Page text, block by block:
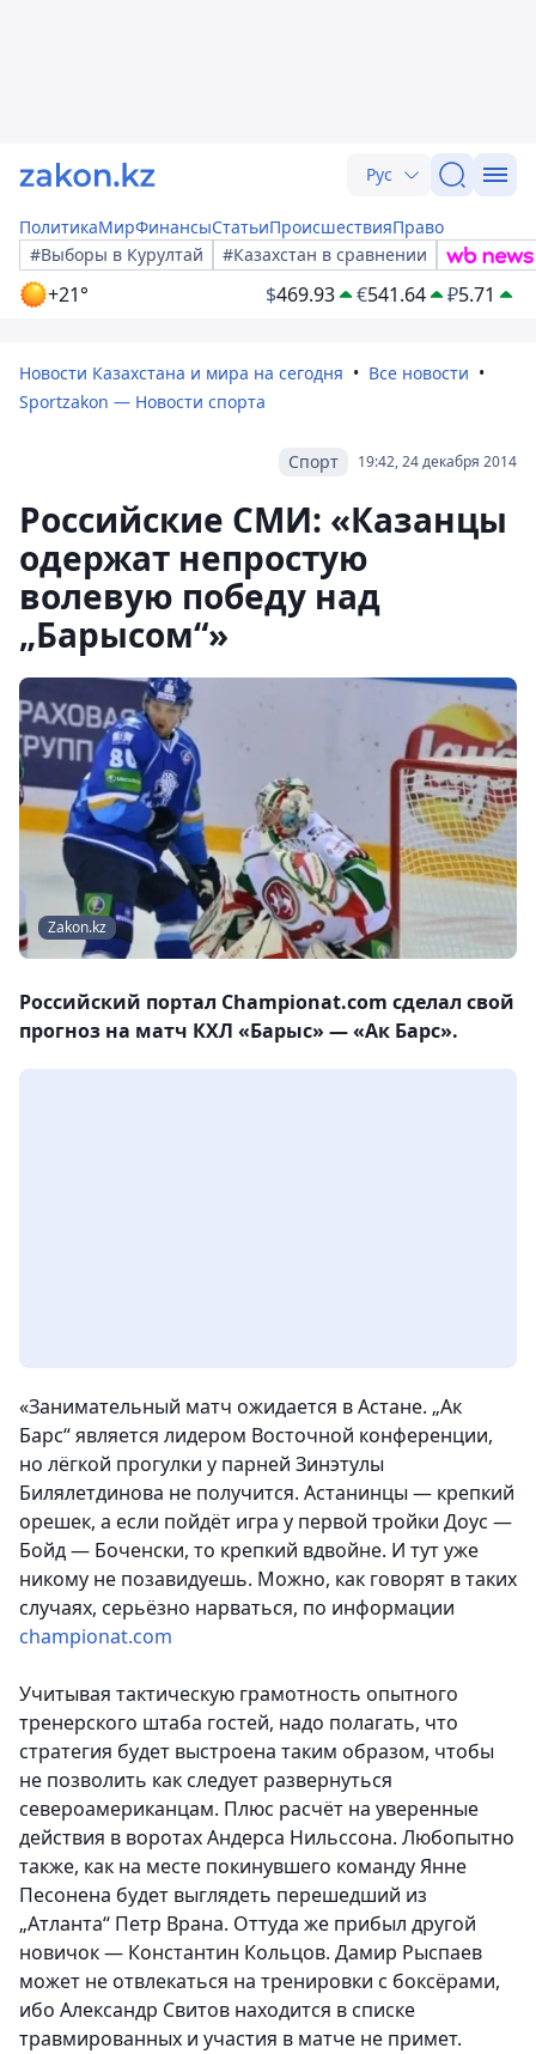
Рус
ПолитикаМирФинансыСтатьиПроисшествияПраво
#Выборы в Курултай
#Казахстан в сравнении
+21° $469.93 €541.64 ₽5.71
Новости Казахстана и мира на сегодня
Все новости
Sportzakon — Новости спорта
19:42, 24 декабря 2014
Спорт
Российские СМИ: «Казанцы
одержат непростую
волевую победу над
„Барысом“»
Zakon.kz
Российский портал Championat.com сделал свой
прогноз на матч КХЛ «Барыс» — «Ак Барс».
«Занимательный матч ожидается в Астане. „Ак
Барс“ является лидером Восточной конференции,
но лёгкой прогулки у парней Зинэтулы
Билялетдинова не получится. Астанинцы — крепкий
орешек, а если пойдёт игра у первой тройки Доус —
Бойд — Боченски, то крепкий вдвойне. И тут уже
никому не позавидуешь. Можно, как говорят в таких
случаях, серьёзно нарваться, по информации
championat.com
Учитывая тактическую грамотность опытного
тренерского штаба гостей, надо полагать, что
стратегия будет выстроена таким образом, чтобы
не позволить как следует развернуться
североамериканцам. Плюс расчёт на уверенные
действия в воротах Андерса Нильссона. Любопытно
также, как на месте покинувшего команду Янне
Песонена будет выглядеть перешедший из
„Атланта“ Петр Врана. Оттуда же прибыл другой
новичок — Константин Кольцов. Дамир Рыспаев
может не отвлекаться на тренировки с боксёрами,
ибо Александр Свитов находится в списке
травмированных и участия в матче не примет.